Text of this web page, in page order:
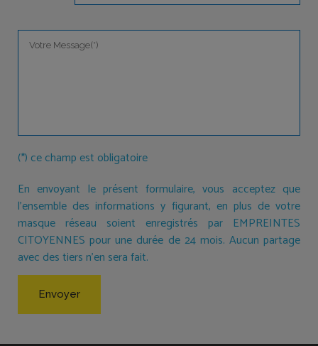
(*) ce champ est obligatoire
En envoyant le présent formulaire, vous acceptez que
l'ensemble des informations y figurant, en plus de votre
masque réseau soient enregistrés par EMPREINTES
CITOYENNES pour une durée de 24 mois. Aucun partage
avec des tiers n'en sera fait.